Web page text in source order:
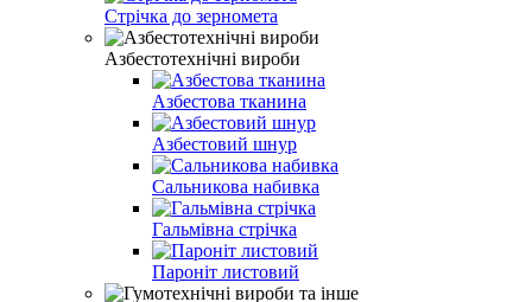
Стрічка до зерномета
Азбестотехнічні вироби
Азбестова тканина
Азбестовий шнур
Сальникова набивка
Гальмівна стрічка
Пароніт листовий